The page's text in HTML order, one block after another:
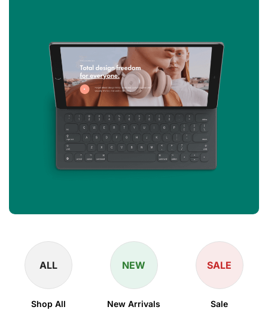
ALL
Shop All
NEW
New Arrivals
SALE
Sale